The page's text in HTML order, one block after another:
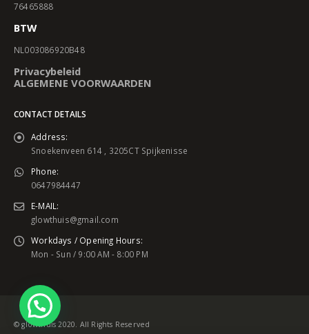
76465888
BTW
NL003086920B48
Privacybeleid
ALGEMENE VOORWAARDEN
CONTACT DETAILS
Address:
Snoekenveen 614 , 3205CT Spijkenisse
Phone:
0647984447
E-MAIL:
glowthuis@gmail.com
Workdays / Opening Hours:
Mon - Sun / 9:00 AM - 8:00 PM
© glowthuis 2020. All Rights Reserved